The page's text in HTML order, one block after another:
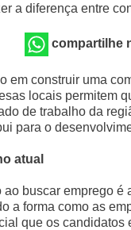
a diferença entre
compartilhe
em construir uma
locais permitem
de trabalho da
para o
atual
buscar emprego
a forma como as
que os